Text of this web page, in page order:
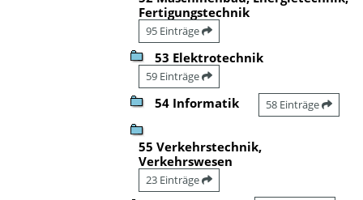
Fertigungstechnik
95 Einträge
53 Elektrotechnik
59 Einträge
54 Informatik 58 Einträge
55 Verkehrstechnik,
Verkehrswesen
23 Einträge